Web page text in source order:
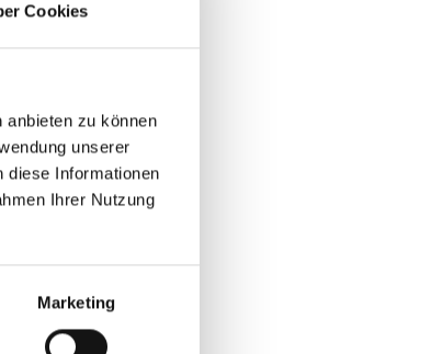
Cookies
anbieten zu können
unserer
diese Informationen
Ihrer Nutzung
Marketing